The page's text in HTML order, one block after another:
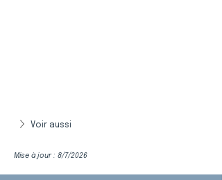
Voir aussi
Mise à jour : 8/7/2026